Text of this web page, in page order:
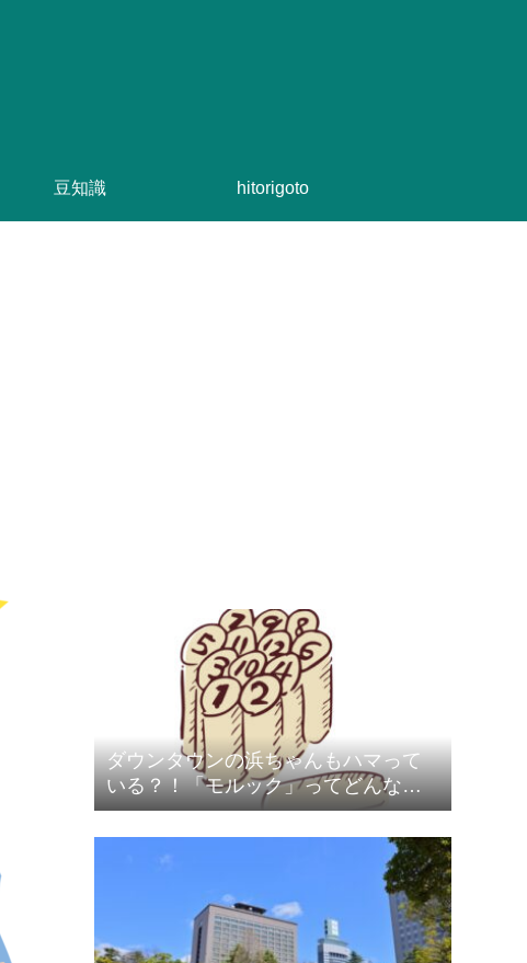
豆知識 hitorigoto
ダウンタウンの浜ちゃんもハマって
いる？！「モルック」ってどんなス
ポーツ？